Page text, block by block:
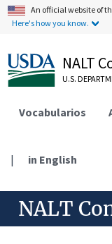
An official website of
Here's how you know.
NALT
U.S.
Vocabularios
| in English
NALT